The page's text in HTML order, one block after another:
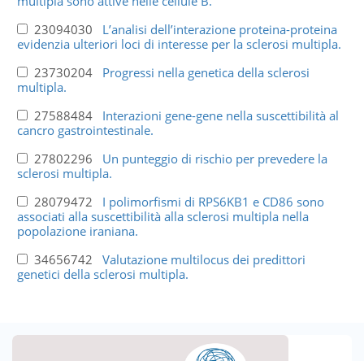
23094030 L’analisi dell’interazione proteina-proteina
evidenzia ulteriori loci di interesse per la sclerosi multipla.
23730204 Progressi nella genetica della sclerosi
multipla.
27588484 Interazioni gene-gene nella suscettibilità al
cancro gastrointestinale.
27802296 Un punteggio di rischio per prevedere la
sclerosi multipla.
28079472 I polimorfismi di RPS6KB1 e CD86 sono
associati alla suscettibilità alla sclerosi multipla nella
popolazione iraniana.
34656742 Valutazione multilocus dei predittori
genetici della sclerosi multipla.